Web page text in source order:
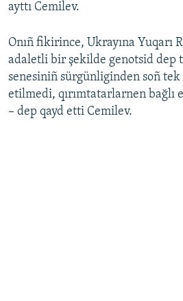
ayttı Cemilev.
Onıñ fikirince, Ukrayına Yuqarı
adaletli bir şekilde genotsid dep
senesiniñ sürgünliginden soñ tek
etilmedi, qırımtatarlarnen bağlı
– dep qayd etti Cemilev.